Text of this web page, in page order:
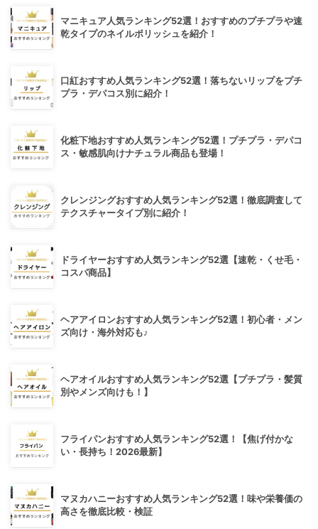
マニキュア人気ランキング52選！おすすめのプチプラや速
乾タイプのネイルポリッシュを紹介！
口紅おすすめ人気ランキング52選！落ちないリップをプチ
プラ・デパコス別に紹介！
化粧下地おすすめ人気ランキング52選！プチプラ・デパコ
ス・敏感肌向けナチュラル商品も登場！
クレンジングおすすめ人気ランキング52選！徹底調査して
テクスチャータイプ別に紹介！
ドライヤーおすすめ人気ランキング52選【速乾・くせ毛・
コスパ商品】
ヘアアイロンおすすめ人気ランキング52選！初心者・メン
ズ向け・海外対応も♪
ヘアオイルおすすめ人気ランキング52選【プチプラ・髪質
別やメンズ向けも！】
フライパンおすすめ人気ランキング52選！【焦げ付かな
い・長持ち！2026最新】
マヌカハニーおすすめ人気ランキング52選！味や栄養価の
高さを徹底比較・検証